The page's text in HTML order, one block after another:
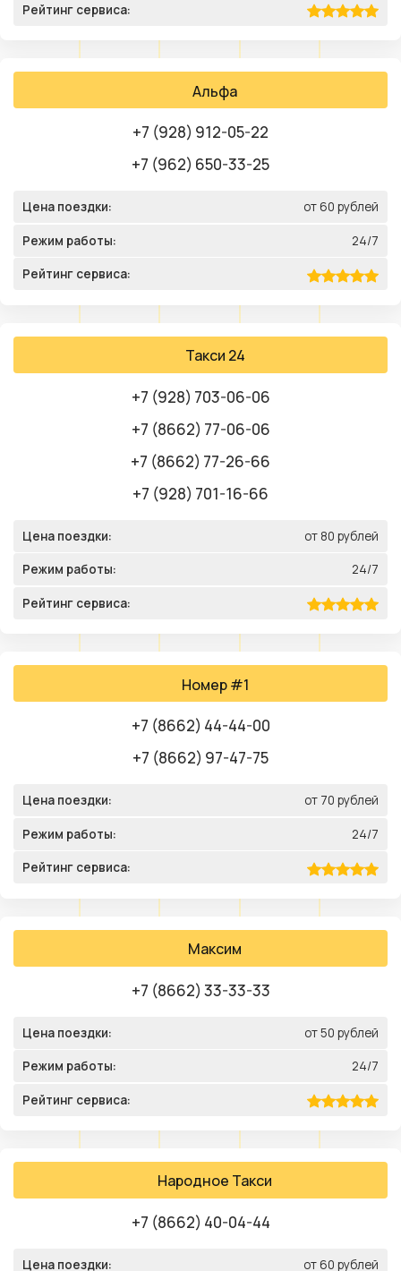
Рейтинг сервиса:
Альфа
+7 (928) 912-05-22
+7 (962) 650-33-25
Цена поездки: от 60 рублей
Режим работы: 24/7
Рейтинг сервиса:
Такси 24
+7 (928) 703-06-06
+7 (8662) 77-06-06
+7 (8662) 77-26-66
+7 (928) 701-16-66
Цена поездки: от 80 рублей
Режим работы: 24/7
Рейтинг сервиса:
Номер #1
+7 (8662) 44-44-00
+7 (8662) 97-47-75
Цена поездки: от 70 рублей
Режим работы: 24/7
Рейтинг сервиса:
Максим
+7 (8662) 33-33-33
Цена поездки: от 50 рублей
Режим работы: 24/7
Рейтинг сервиса:
Народное Такси
+7 (8662) 40-04-44
Цена поездки: от 60 рублей